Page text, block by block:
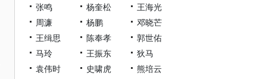
张鸣
杨奎松
王海光
周濂
杨鹏
邓晓芒
王缉思
陈奉孝
郭世佑
马玲
王振东
狄马
袁伟时
史啸虎
熊培云